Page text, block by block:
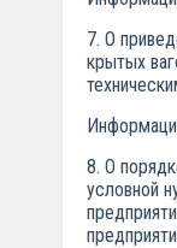
7. О
крытых
8. О
условной